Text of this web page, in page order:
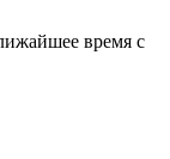
время с